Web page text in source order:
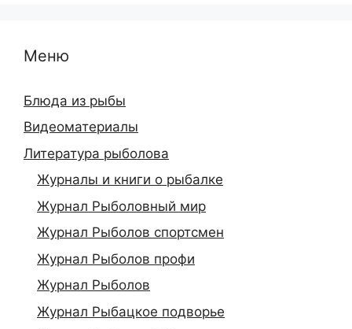
Меню
Блюда из рыбы
Видеоматериалы
Литература рыболова
Журналы и книги о рыбалке
Журнал Рыболовный мир
Журнал Рыболов спортсмен
Журнал Рыболов профи
Журнал Рыболов
Журнал Рыбацкое подворье